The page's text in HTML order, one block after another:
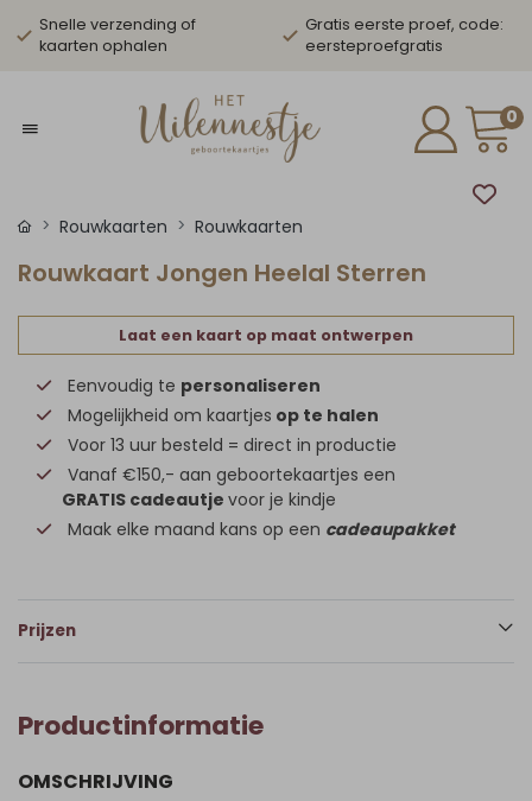
Snelle verzending of
kaarten ophalen
Gratis eerste proef, code:
eersteproefgratis
0
Rouwkaarten Rouwkaarten
Rouwkaart Jongen Heelal Sterren
Laat een kaart op maat ontwerpen
Eenvoudig te personaliseren
Mogelijkheid om kaartjes op te halen
Voor 13 uur besteld = direct in productie
Vanaf €150,- aan geboortekaartjes een
GRATIS cadeautje voor je kindje
Maak elke maand kans op een cadeaupakket
Prijzen
Productinformatie
OMSCHRIJVING